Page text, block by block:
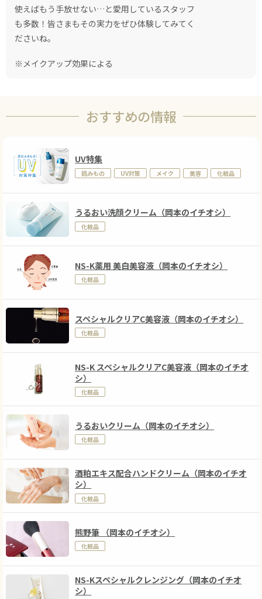
使えばもう手放せない…と愛用しているスタッフ
も多数！皆さまもその実力をぜひ体験してみてく
ださいね。
※メイクアップ効果による
おすすめの情報
UV特集
読みもの UV対策 メイク 美容 化粧品
うるおい洗顔クリーム（岡本のイチオシ）
化粧品
NS-K薬用 美白美容液（岡本のイチオシ）
化粧品
スペシャルクリアC美容液（岡本のイチオシ）
化粧品
NS-K スペシャルクリアC美容液（岡本のイチオ
シ）
化粧品
うるおいクリーム（岡本のイチオシ）
化粧品
酒粕エキス配合ハンドクリーム（岡本のイチオ
シ）
化粧品
熊野筆 （岡本のイチオシ）
化粧品
NS-Kスペシャルクレンジング（岡本のイチオ
シ）